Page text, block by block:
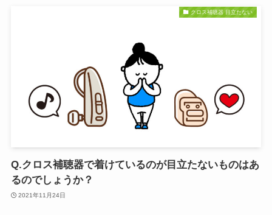
クロス補聴器 目立たない
Q.クロス補聴器で着けているのが目立たないものはあ
るのでしょうか？
2021年11月24日